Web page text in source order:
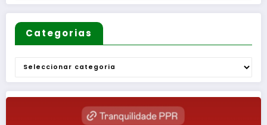
Categorias
Categorias